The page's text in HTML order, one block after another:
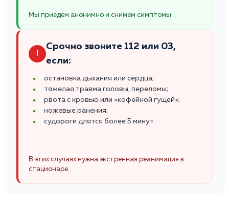
Мы приедем анонимно и снимем симптомы.
!
Срочно звоните 112 или 03,
если:
остановка дыхания или сердца;
тяжелая травма головы, переломы;
рвота с кровью или «кофейной гущей»;
ножевые ранения;
судороги длятся более 5 минут.
В этих случаях нужна экстренная реанимация в
стационаре.